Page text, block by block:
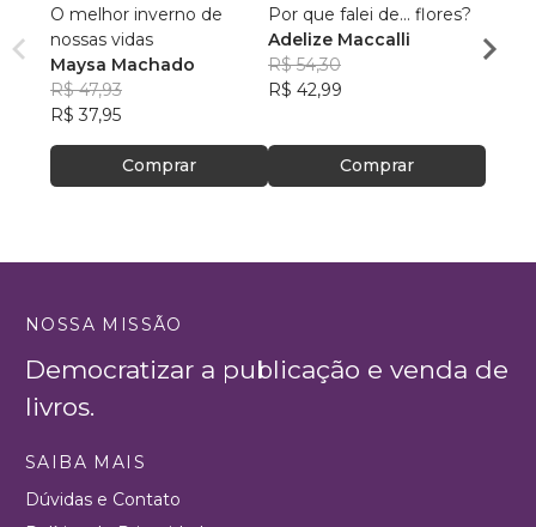
O melhor inverno de
nossas vidas
Maysa Machado
R$ 47,93
R$ 37,95
Comprar
Por que falei de... flores?
Adelize Maccalli
R$ 54,30
R$ 42,99
Comprar
Nilva
R$
NOSSA MISSÃO
Democratizar a publicação e venda de
livros.
SAIBA MAIS
Dúvidas e Contato